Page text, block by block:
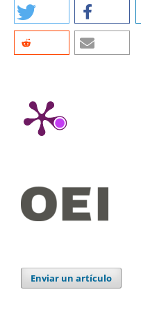
Enviar un artículo